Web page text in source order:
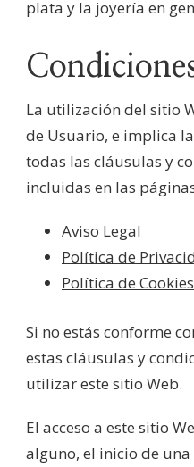
plata y la joyería en
La utilización del sitio
de Usuario, e implica
todas las cláusulas y
incluidas en las
Aviso Legal
Política de
Política de Cookies
Si no estás conforme
estas cláusulas y
utilizar este sitio Web.
El acceso a este sitio
alguno, el inicio de